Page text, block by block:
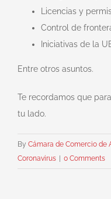
Licencias y
Control de
Iniciativas de la
Entre otros asuntos.
Te recordamos que
tu lado.
By Cámara de Comercio de
Coronavirus | 0 Comments